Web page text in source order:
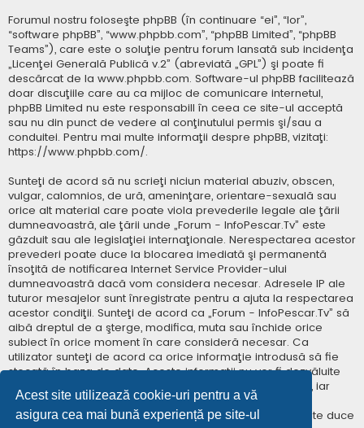
Acest site utilizează cookie-uri pentru a vă
asigura cea mai bună experiență pe site-ul
Forumul nostru foloseşte phpBB (în continuare “ei”, “lor”,
“software phpBB”, “www.phpbb.com”, “phpBB Limited”, “phpBB
Teams”), care este o soluţie pentru forum lansată sub incidenţa
„Licenţei Generală Publică v.2” (abreviată „GPL”) şi poate fi
descărcat de la www.phpbb.com. Software-ul phpBB facilitează
doar discuţiile care au ca mijloc de comunicare internetul,
phpBB Limited nu este responsabill în ceea ce site-ul acceptă
sau nu din punct de vedere al conţinutului permis şi/sau a
conduitei. Pentru mai multe informaţii despre phpBB, vizitaţi:
https://www.phpbb.com/.
Sunteţi de acord să nu scrieţi niciun material abuziv, obscen,
vulgar, calomnios, de ură, ameninţare, orientare-sexuală sau
orice alt material care poate viola prevederile legale ale ţării
dumneavoastră, ale ţării unde „Forum - InfoPescar.Tv” este
găzduit sau ale legislaţiei internaţionale. Nerespectarea acestor
prevederi poate duce la blocarea imediată şi permanentă
însoţită de notificarea Internet Service Provider-ului
dumneavoastră dacă vom considera necesar. Adresele IP ale
tuturor mesajelor sunt înregistrate pentru a ajuta la respectarea
acestor condiţii. Sunteţi de acord ca „Forum - InfoPescar.Tv” să
aibă dreptul de a şterge, modifica, muta sau închide orice
subiect în orice moment în care consideră necesar. Ca
utilizator sunteţi de acord ca orice informaţie introdusă să fie
stocată în baza de date. Aceste informaţii nu vor fi dezvăluite
niciunei terţe părţi fără consimţământul dumneavoastră, iar
„Forum - InfoPescar.Tv” sau phpBB nu pot fi consideraţi
responsabili pentru vreo încercare de hacking care poate duce